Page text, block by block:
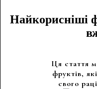
Найкорисніші
Ця стаття
фруктів,
свого